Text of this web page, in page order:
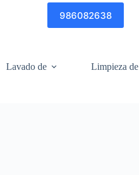
986082638
Lavado de Limpieza de